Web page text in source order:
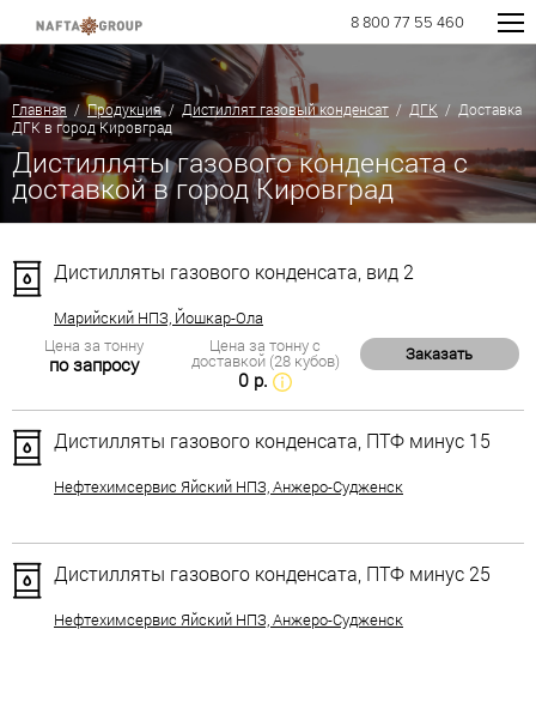
8 800 77 55 460
Главная /Продукция/ Дистиллят газовый конденсат / ДГК / Доставка
ДГК в город Кировград
Дистилляты газового конденсата с
доставкой в город Кировград
Дистилляты газового конденсата, вид 2
Марийский НПЗ, Йошкар-Ола
Цена за тонну
по запросу
Цена за тонну с
доставкой (28 кубов)
0 р.
Заказать
Дистилляты газового конденсата, ПТФ минус 15
Нефтехимсервис Яйский НПЗ, Анжеро-Судженск
Дистилляты газового конденсата, ПТФ минус 25
Нефтехимсервис Яйский НПЗ, Анжеро-Судженск